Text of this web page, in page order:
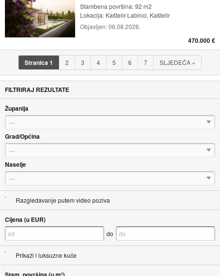
Stambena površina: 92 m2
Lokacija: Kaštelir-Labinci, Kaštelir
Objavljen:06.08.2026.
470.000 €
Stranica1 2 3 4 5 6 7 SLJEDEĆA »
FILTRIRAJ REZULTATE
Županija
---
Grad/Općina
---
Naselje
---
Razgledavanje putem video poziva
Cijena (u EUR)
do
Prikaži i luksuzne kuće